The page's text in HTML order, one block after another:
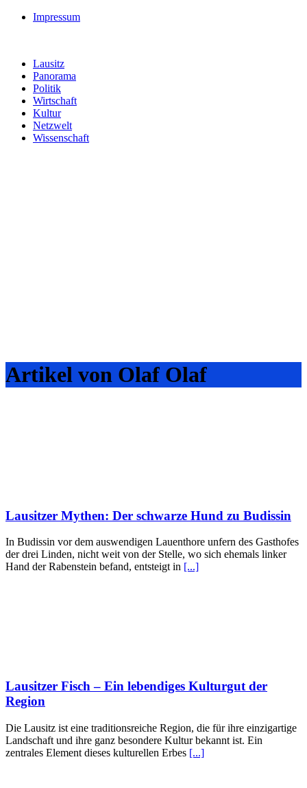
Impressum
Lausitz
Panorama
Politik
Wirtschaft
Kultur
Netzwelt
Wissenschaft
Artikel von Olaf Olaf
Lausitzer Mythen: Der schwarze Hund zu Budissin
In Budissin vor dem auswendigen Lauenthore unfern des Gasthofes
der drei Linden, nicht weit von der Stelle, wo sich ehemals linker
Hand der Rabenstein befand, entsteigt in [...]
Lausitzer Fisch – Ein lebendiges Kulturgut der
Region
Die Lausitz ist eine traditionsreiche Region, die für ihre einzigartige
Landschaft und ihre ganz besondere Kultur bekannt ist. Ein
zentrales Element dieses kulturellen Erbes [...]